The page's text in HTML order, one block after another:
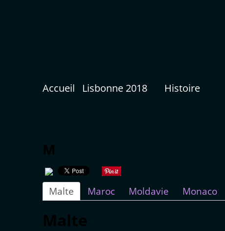
Accueil Lisbonne 2018 Histoire
M
Malte Maroc Moldavie Monaco
Malte